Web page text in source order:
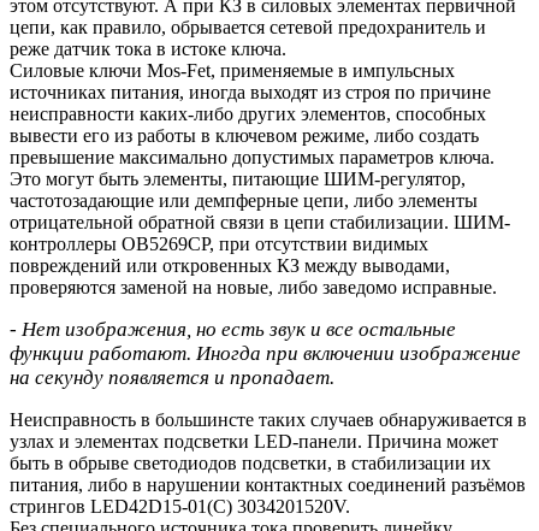
этом отсутствуют. А при КЗ в силовых элементах первичной
цепи, как правило, обрывается сетевой предохранитель и
реже датчик тока в истоке ключа.
Силовые ключи Mos-Fet, применяемые в импульсных
источниках питания, иногда выходят из строя по причине
неисправности каких-либо других элементов, способных
вывести его из работы в ключевом режиме, либо создать
превышение максимально допустимых параметров ключа.
Это могут быть элементы, питающие ШИМ-регулятор,
частотозадающие или демпферные цепи, либо элементы
отрицательной обратной связи в цепи стабилизации. ШИМ-
контроллеры OB5269CP, при отсутствии видимых
повреждений или откровенных КЗ между выводами,
проверяются заменой на новые, либо заведомо исправные.
- Нет изображения, но есть звук и все остальные
функции работают. Иногда при включении изображение
на секунду появляется и пропадает.
Неисправность в большинсте таких случаев обнаруживается в
узлах и элементах подсветки LED-панели. Причина может
быть в обрыве светодиодов подсветки, в стабилизации их
питания, либо в нарушении контактных соединений разъёмов
стрингов LED42D15-01(C) 3034201520V.